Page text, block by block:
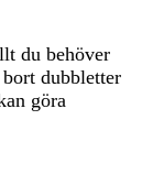
du behöver
dubbletter
göra